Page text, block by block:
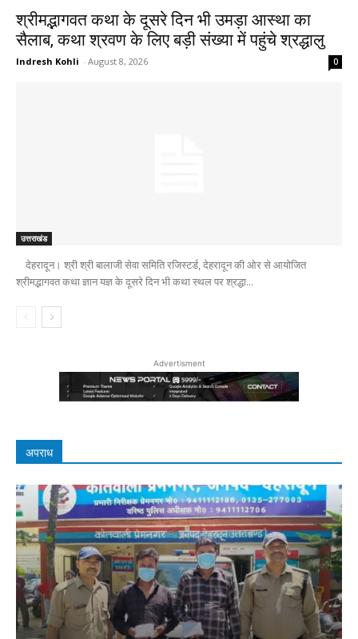
श्रीमद्भागवत कथा के दूसरे दिन भी उमड़ा आस्था का
सैलाब, कथा श्रवण के लिए बड़ी संख्या में पहुंचे श्रद्धालु
Indresh Kohli - August 8, 2026 0
उत्तराखंड
देहरादून। श्री श्री बालाजी सेवा समिति रजिस्टर्ड, देहरादून की ओर से आयोजित
श्रीमद्भागवत कथा ज्ञान यज्ञ के दूसरे दिन भी कथा स्थल पर श्रद्धा...
Advertisment
अपराध